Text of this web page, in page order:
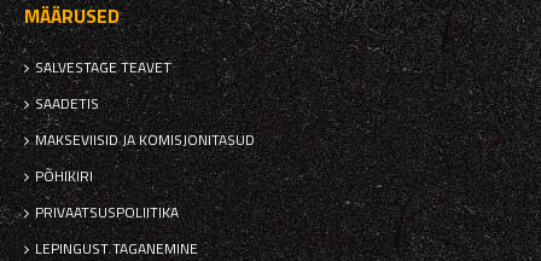
MÄÄRUSED
SALVESTAGE TEAVET
SAADETIS
MAKSEVIISID JA KOMISJONITASUD
PÕHIKIRI
PRIVAATSUSPOLIITIKA
LEPINGUST TAGANEMINE